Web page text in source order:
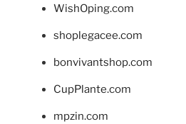
WishOping.com
shoplegacee.com
bonvivantshop.com
CupPlante.com
mpzin.com